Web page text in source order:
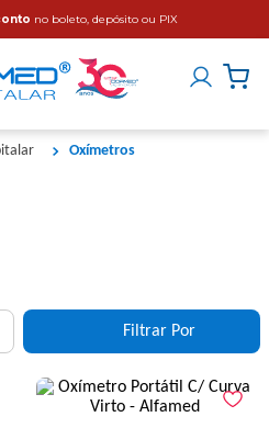
no boleto, depósito ou PIX
Oxímetros